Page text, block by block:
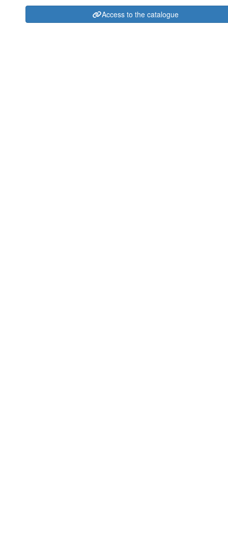
Access to the catalogue